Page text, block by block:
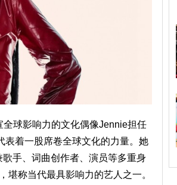
全球影响力的文化偶像Jennie担任
表着一股席卷全球文化的力量。她
手、词曲创作者、演员等多重身
称当代最具影响力的艺人之一。